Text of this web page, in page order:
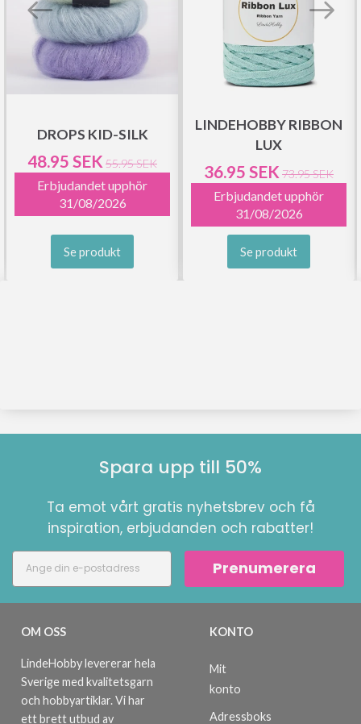
DROPS KID-SILK
48.95 SEK 55.95 SEK
Erbjudandet upphör
31/08/2026
Se produkt
LINDEHOBBY RIBBON
LUX
36.95 SEK 73.95 SEK
Erbjudandet upphör
31/08/2026
Se produkt
Spara upp till 50%
Ta emot vårt gratis nyhetsbrev och få
inspiration, erbjudanden och rabatter!
Prenumerera
OM OSS
LindeHobby levererar hela
Sverige med kvalitetsgarn
och hobbyartiklar. Vi har
ett brett utbud av
KONTO
Mit
konto
Adressboks